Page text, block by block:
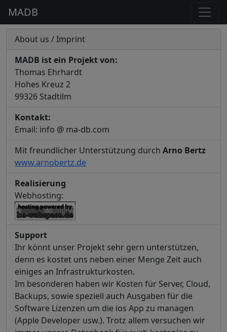
MADB
About us / Imprint
MADB ist ein Projekt von:
Thomas Ehrhardt
Hohes Kreuz 2
99326 Stadtilm
Kontakt:
Email: info @ ma-db.com
Mit freundlicher Unterstützung durch Arno Bertz
www.arnobertz.de
Realisierung
Webhosting:
Support
Ihr könnt unser Projekt sehr gern unterstützen,
denn es kostet uns neben einer Menge Zeit auch
einiges an Infrastrukturkosten.
Im besonderen haben wir Kosten für Server, Cloud,
Backups, sowie speziell auch Ausgaben für die
Software Lizenzen um die ios App zu managen
(Apple Developer usw.). Trotz allem versuchen wir